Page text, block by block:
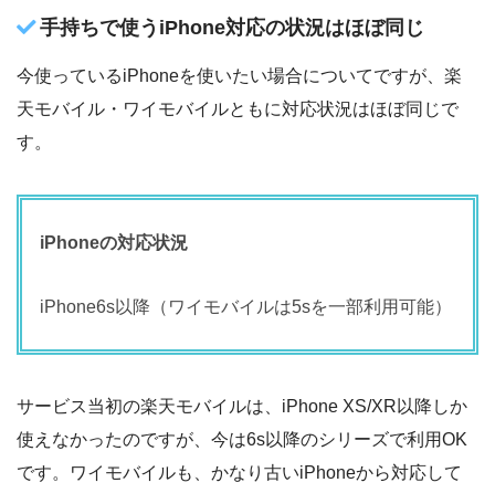
手持ちで使うiPhone対応の状況はほぼ同じ
今使っているiPhoneを使いたい場合についてですが、楽
天モバイル・ワイモバイルともに対応状況はほぼ同じで
す。
iPhoneの対応状況
iPhone6s以降（ワイモバイルは5sを一部利用可能）
サービス当初の楽天モバイルは、iPhone XS/XR以降しか
使えなかったのですが、今は6s以降のシリーズで利用OK
です。ワイモバイルも、かなり古いiPhoneから対応して